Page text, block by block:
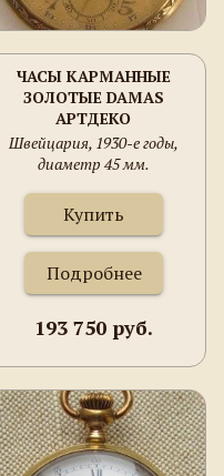
ЧАСЫ КАРМАННЫЕ
ЗОЛОТЫЕ DAMAS
АРТДЕКО
Швейцария, 1930-е годы,
диаметр 45 мм.
Купить
Подробнее
193 750 руб.